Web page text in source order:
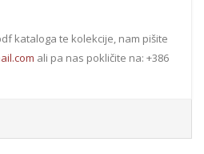
kataloga te kolekcije, nam pišite
ali pa nas pokličite na: +386